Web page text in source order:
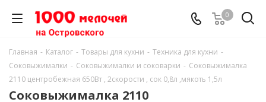
0
Главная - Каталог - Товары для кухни - Техника для кухни -
Соковыжималки - Соковыжималки и соковарки - Соковыжималка
2110 центробежная 650Вт , 2скорости , сок 0,8л ,мякоть 1,5л
Соковыжималка 2110